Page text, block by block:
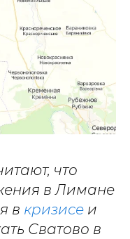
что
в Лимане
в кризисе и
Сватово в